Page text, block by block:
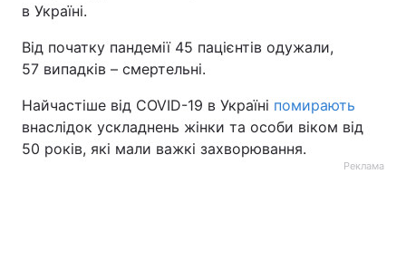
в Україні.
Від початку пандемії 45 пацієнтів одужали,
57 випадків – смертельні.
Найчастіше від COVID-19 в Україні помирають
внаслідок ускладнень жінки та особи віком від
50 років, які мали важкі захворювання.
Реклама